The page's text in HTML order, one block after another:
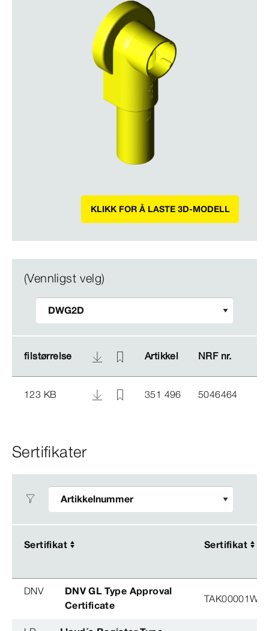
KLIKK FOR Å LASTE 3D-MODELL
(Vennligst velg)
filstørrelse Artikkel NRF nr.
filstørrelse Artikkel NRF nr.
123 KB 351 496 5046464
Sertifikater
Sertifikat Sertifikat
Sertifikat Sertifikat
DNV
DNV GL Type Approval
Certificate
TAK00001W8